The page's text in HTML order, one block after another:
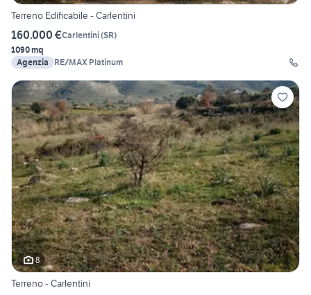
Terreno Edificabile - Carlentini
160.000 €Carlentini(SR)
1090 mq
Agenzia
RE/MAX Platinum
8
Terreno - Carlentini